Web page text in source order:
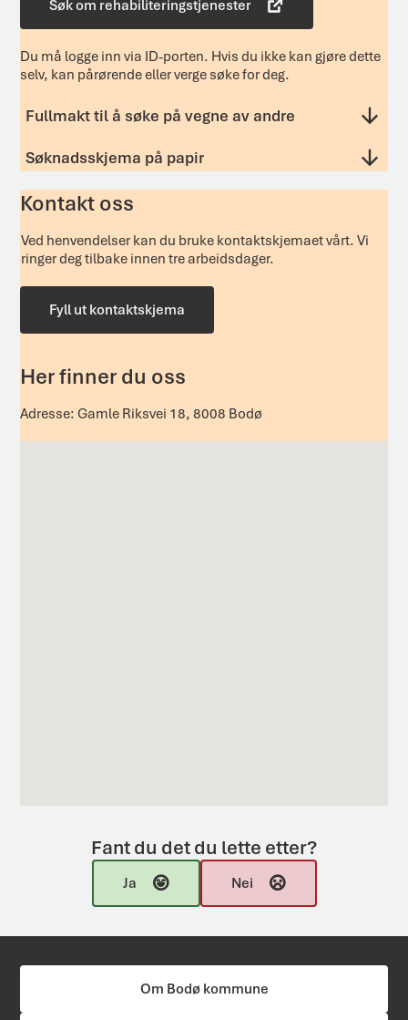
Søk om rehabiliteringstjenester
Du må logge inn via ID-porten. Hvis du ikke kan gjøre dette
selv, kan pårørende eller verge søke for deg.
Fullmakt til å søke på vegne av andre
Søknadsskjema på papir
Kontakt oss
Ved henvendelser kan du bruke kontaktskjemaet vårt. Vi
ringer deg tilbake innen tre arbeidsdager.
Fyll ut kontaktskjema
Her finner du oss
Adresse: Gamle Riksvei 18, 8008 Bodø
Fant du det du lette etter?
Ja Nei
Om Bodø kommune